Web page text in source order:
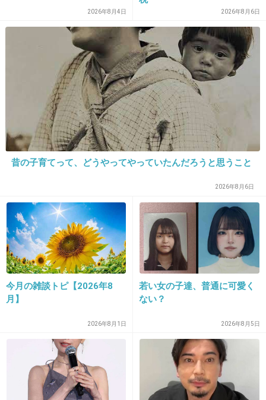
2013/02/02(土) 14:17:51
北川景子。
この人は綺麗だと思う。
+163
16. 匿名2013/02/02(土) 14:18:32
秋元康子。
先生と呼ばれている。
2013/02/02(土) 14:19:49
このトピ…。
2026年8月4日 2026年8月6日
昔の子育てって、どうやってやっていたんだろうと思うこと
2026年8月6日
今月の雑談トピ【2026年8
月】
2026年8月1日
若い女の子達、普通に可愛く
ない？
2026年8月5日